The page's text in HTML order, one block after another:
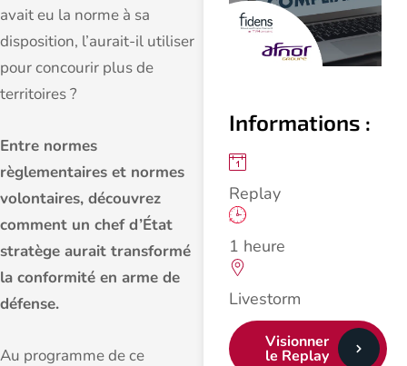
avait eu la norme à sa
disposition, l’aurait-il utiliser
pour concourir plus de
territoires ?
Entre normes
règlementaires et normes
volontaires, découvrez
comment un chef d’État
stratège aurait transformé
la conformité en arme de
défense.
Au programme de ce
Informations :
Replay
1 heure
Livestorm
Visionner
le Replay